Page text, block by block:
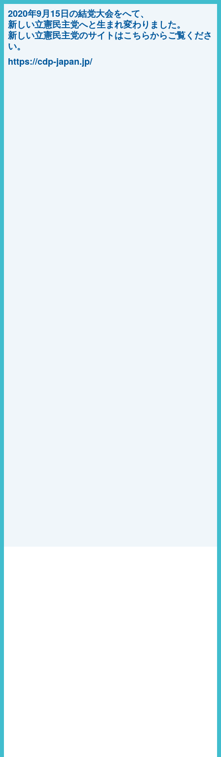
2020年9月15日の結党大会をへて、
新しい立憲民主党へと生まれ変わりました。
新しい立憲民主党のサイトはこちらからご覧くださ
い。
https://cdp-japan.jp/